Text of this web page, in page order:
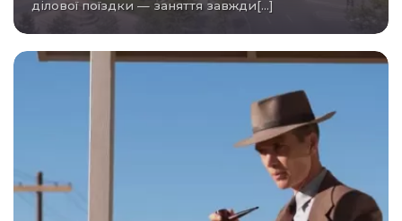
ділової поїздки — заняття завжди[...]